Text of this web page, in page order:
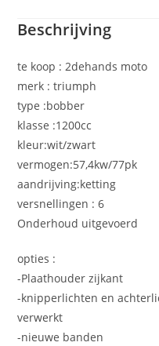
Beschrijving
te koop : 2dehands moto
merk : triumph
type :bobber
klasse :1200cc
kleur:wit/zwart
vermogen:57,4kw/77pk
aandrijving:ketting
versnellingen : 6
Onderhoud uitgevoerd
opties :
-Plaathouder zijkant
-knipperlichten en
verwerkt
-nieuwe banden